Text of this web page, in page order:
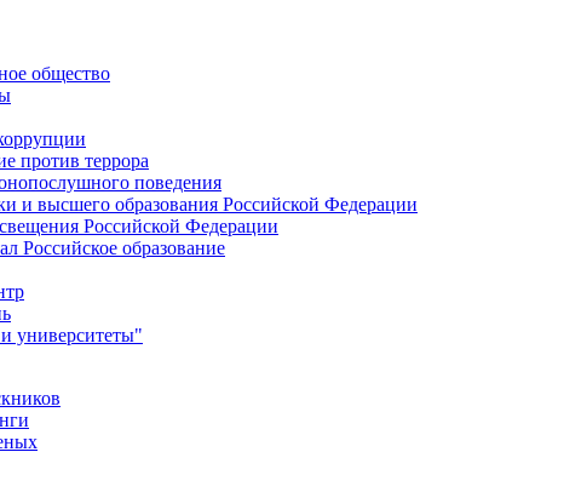
общество
против террора
поведения
и высшего образования Российской Федерации
Российской Федерации
Российское образование
университеты"